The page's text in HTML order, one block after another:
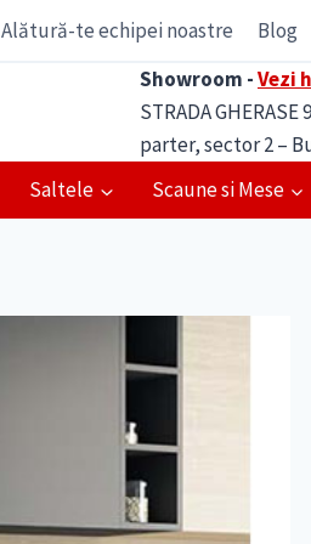
Alătură-te echipei noastre Blog
Showroom -Vezi
STRADA GHERASE
parter, sector 2 –
Saltele Scaune si Mese